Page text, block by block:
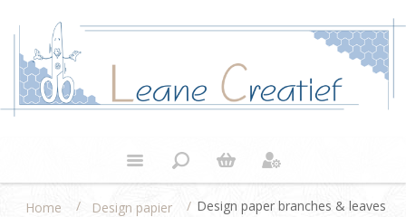
Home / Design papier / Design paper branches & leaves